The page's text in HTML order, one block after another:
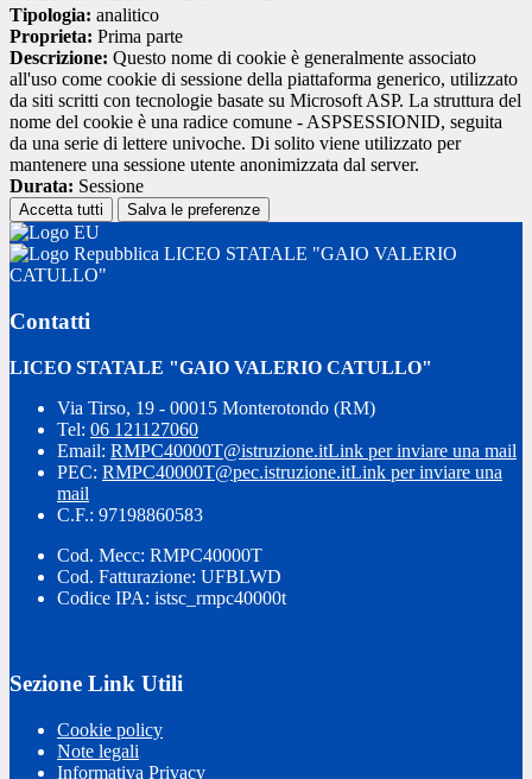
Tipologia: analitico
Proprieta: Prima parte
Descrizione: Questo nome di cookie è generalmente associato
all'uso come cookie di sessione della piattaforma generico, utilizzato
da siti scritti con tecnologie basate su Microsoft ASP. La struttura del
nome del cookie è una radice comune - ASPSESSIONID, seguita
da una serie di lettere univoche. Di solito viene utilizzato per
mantenere una sessione utente anonimizzata dal server.
Durata: Sessione
Accetta tutti Salva le preferenze
LICEO STATALE "GAIO VALERIO
CATULLO"
Contatti
LICEO STATALE "GAIO VALERIO CATULLO"
Via Tirso, 19 - 00015 Monterotondo (RM)
Tel: 06 121127060
Email: RMPC40000T@istruzione.itLink per inviare una mail
PEC: RMPC40000T@pec.istruzione.itLink per inviare una
mail
C.F.: 97198860583
Cod. Mecc: RMPC40000T
Cod. Fatturazione: UFBLWD
Codice IPA: istsc_rmpc40000t
Sezione Link Utili
Cookie policy
Note legali
Informativa Privacy